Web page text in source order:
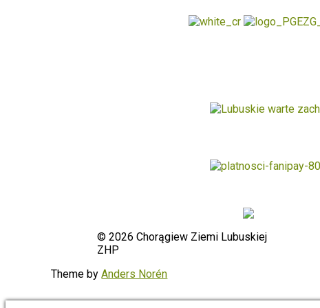
© 2026 Chorągiew Ziemi Lubuskiej
ZHP
Theme byAnders Norén